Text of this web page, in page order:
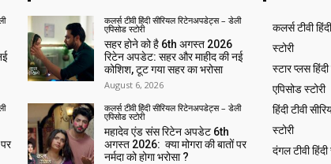
कलर्स टीवी हिंदी सीरियल रिटेनअपडेट्स – डेली
एपिसोड स्टोरी
सहर होने को है 6th अगस्त 2026
रिटेन अपडेट: सहर और माहीद की नई
कोशिश, टूट गया सहर का भरोसा
August 6, 2026
कलर्स टीवी हिंदी सीरियल रिटेनअपडेट्स – डेली
एपिसोड स्टोरी
महादेव एंड संस रिटेन अपडेट 6th
अगस्त 2026: क्या मोगरा की बातों पर
नर्मदा को होगा भरोसा ?
कलर्स टीवी
स्टोरी
स्टार प्लस
एपिसोड स्टोरी
हिंदी टीवी
स्टोरी
दंगल टीवी